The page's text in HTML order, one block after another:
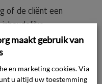
of de cliënt een
nu de
maakt gebruik van
en marketing cookies. Via
u altijd uw toestemming